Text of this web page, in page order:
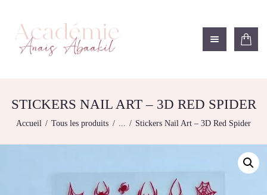
STICKERS NAIL ART – 3D RED SPIDER
Accueil Tous les produits ... Stickers Nail Art – 3D Red Spider
ACADÉMIE ANAÏS ABAAKIL
Formation et shop Indigo
NOS FORMATIONS
FORMATIONS
RECHERCHE